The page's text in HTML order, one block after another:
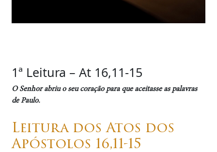
1ª Leitura – At 16,11-15
O Senhor abriu o seu coração para que aceitasse as palavras
de Paulo.
Leitura dos Atos dos
Apóstolos 16,11-15